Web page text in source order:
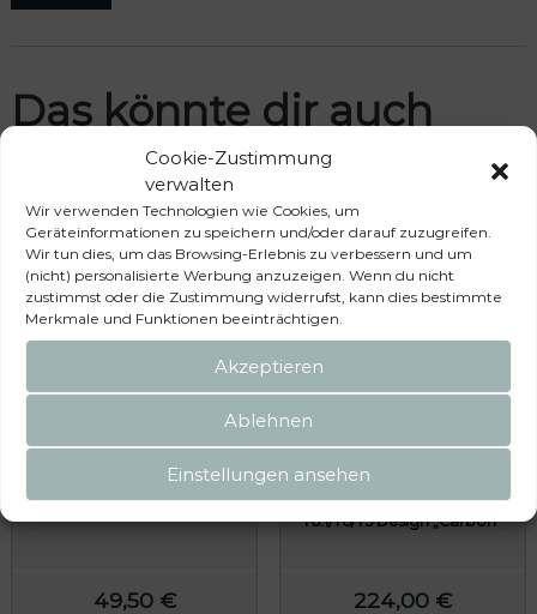
Cookie-Zustimmung
verwalten
Wir verwenden Technologien wie Cookies, um
Geräteinformationen zu speichern und/oder darauf zuzugreifen.
Wir tun dies, um das Browsing-Erlebnis zu verbessern und um
(nicht) personalisierte Werbung anzuzeigen. Wenn du nicht
zustimmst oder die Zustimmung widerrufst, kann dies bestimmte
Merkmale und Funktionen beeinträchtigen.
Akzeptieren
Ablehnen
Einstellungen ansehen
Das könnte dir auch
gefallen …
Aufstellstabsatz für TOP-SAIL
Seitenwand
49,50 €
TOP-RAIL Aluminiumprofil
links kurzer Radstand VW
T6.1/T6/T5 Design „Carbon“
224,00 €